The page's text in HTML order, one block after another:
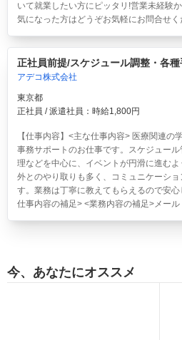
いて就業したい方にピッタリ!営業未経験
気になった方はどうぞお気軽にお問合せ
正社員前提/スケジュール調整・各
アデコ株式会社
東京都
正社員 / 派遣社員：時給1,800円
【仕事内容】<主な仕事内容> 医療関連の
事務サポートのお仕事です。スケジュー
理などを中心に、イベントが円滑に進む
外とのやり取りも多く、コミュニケーシ
す。業務は丁寧に教えてもらえるので安
仕事内容の補足> <業務内容の補足>メー
今、あなたにオススメ